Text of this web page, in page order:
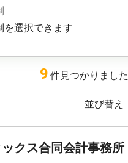
を選択できます
9 件見つかりました
並び替え
クス合同会計事務所